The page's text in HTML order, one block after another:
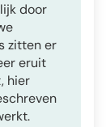
door
zitten er
eruit
hier